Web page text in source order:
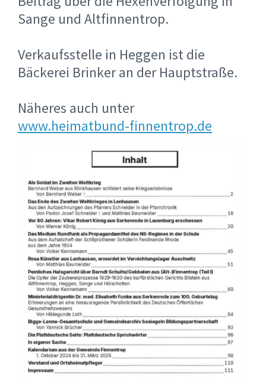
Sange und Altfinnentrop.
Verkaufsstelle in Heggen ist die
Bäckerei Brinker an der Hauptstraße.
Näheres auch unter
www.heimatbund-finnentrop.de